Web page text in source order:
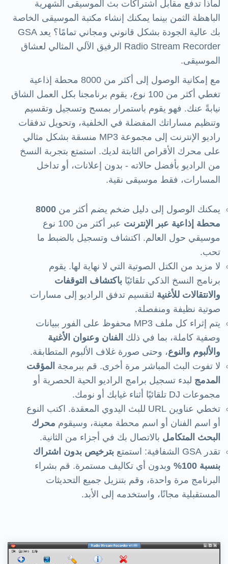
لماذا تدفع مقابل اشتراكات بث الموسيقى الشهرية
الباهظة الثمن بينما يمكنك إنشاء مكتبة الموسيقى الخاصة
بك عالية الجودة بشكل قانوني ومجاني تمامًا؟ يعد GSA
Radio Stream Recorder الرفيق الآلي المثالي لعشاق
الموسيقى.
مع إمكانية الوصول إلى أكثر من 8000 محطة إذاعية
تغطي أكثر من 100 نوع، يقوم برنامجنا بكل العمل الشاق
نيابةً عنك. فهو يقوم باستمرار بمسح وتسجيل وتقسيم
وتنظيم مساراتك المفضلة في الخلفية، وتحويل تدفقات
راديو الإنترنت إلى مجموعة MP3 منسقة بشكل مثالي
على محرك الأقراص الثابتة لديك. استمتع بتجربة النسخ
من الراديو بأفضل حالاته - بدون إعلانات، أو تداخل
المسارات، فقط موسيقى نقية.
يمكنك الوصول إلى دليل ضخم يضم أكثر من 8000
محطة إذاعية عبر الإنترنت
عبر أكثر من 100 نوع
موسيقي حول العالم. اكتشاف وتسجيل بالضبط ما
تحب.
لا مزيد من الكتل الصوتية التي لا نهاية لها. يقوم
برنامج النسخ الذكي تلقائيًا باكتشاف التوقفات
والانتقالات للأغنية لتقسيم تدفق الراديو إلى مسارات
صوتية نظيفة ومنفصلة.
يتم إثراء كل ملف MP3 محفوظ على الفور ببيانات
وصفية كاملة، بما في ذلك الفنان وعنوان الأغنية
والألبوم والنوع، وحتى صورة غلاف الألبوم المتطابقة.
لا تفوت البث المباشر مرة أخرى. قم ببرمجة المؤقت
المدمج لبدء تسجيل برامج الراديو الحية الحصرية أو
مجموعات DJ تلقائيًا أثناء غيابك أو نومك.
تخطي عناوين URL للبث اليدوي المعقدة. اكتب النوع
أو اسم الفنان أو اسم محطة معينة، وسيقوم محرك
البحث المتكامل بالاتصال بك في أجزاء من الثانية.
تقدر GSA الشفافية: استمتع
بترخيص بدون اشتراك
بنسبة 100%
وبدون أي تكاليف مستمرة. قم بشراء
البرنامج مرة واحدة، وقم بتنزيل جميع التحديثات
المستقبلية مجانًا، واستخدمه إلى الأبد.